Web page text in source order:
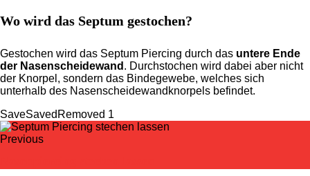
Wo wird das Septum gestochen?
Gestochen wird das Septum Piercing durch das untere Ende
der Nasenscheidewand . Durchstochen wird dabei aber nicht
der Knorpel, sondern das Bindegewebe, welches sich
unterhalb des Nasenscheidewandknorpels befindet.
SaveSaved Removed 1
Previous